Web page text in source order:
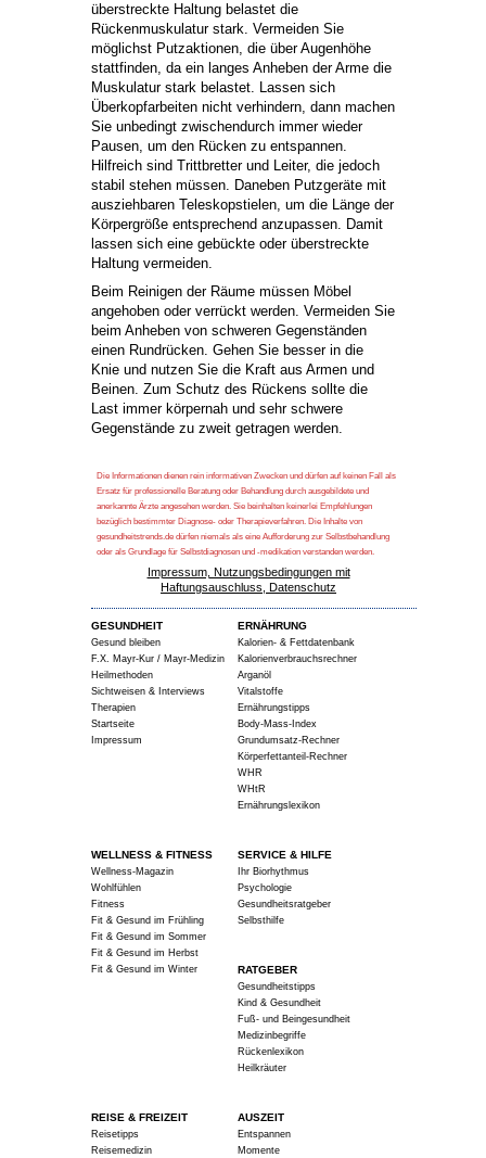
überstreckte Haltung belastet die
Rückenmuskulatur stark. Vermeiden Sie
möglichst Putzaktionen, die über Augenhöhe
stattfinden, da ein langes Anheben der Arme die
Muskulatur stark belastet. Lassen sich
Überkopfarbeiten nicht verhindern, dann machen
Sie unbedingt zwischendurch immer wieder
Pausen, um den Rücken zu entspannen.
Hilfreich sind Trittbretter und Leiter, die jedoch
stabil stehen müssen. Daneben Putzgeräte mit
ausziehbaren Teleskopstielen, um die Länge der
Körpergröße entsprechend anzupassen. Damit
lassen sich eine gebückte oder überstreckte
Haltung vermeiden.
Beim Reinigen der Räume müssen Möbel
angehoben oder verrückt werden. Vermeiden Sie
beim Anheben von schweren Gegenständen
einen Rundrücken. Gehen Sie besser in die
Knie und nutzen Sie die Kraft aus Armen und
Beinen. Zum Schutz des Rückens sollte die
Last immer körpernah und sehr schwere
Gegenstände zu zweit getragen werden.
Die Informationen dienen rein informativen Zwecken und dürfen auf keinen Fall als
Ersatz für professionelle Beratung oder Behandlung durch ausgebildete und
anerkannte Ärzte angesehen werden. Sie beinhalten keinerlei Empfehlungen
bezüglich bestimmter Diagnose- oder Therapieverfahren. Die Inhalte von
gesundheitstrends.de dürfen niemals als eine Aufforderung zur Selbstbehandlung
oder als Grundlage für Selbstdiagnosen und -medikation verstanden werden.
Impressum, Nutzungsbedingungen mit
Haftungsauschluss, Datenschutz
GESUNDHEIT
Gesund bleiben
F.X. Mayr-Kur / Mayr-Medizin
Heilmethoden
Sichtweisen & Interviews
Therapien
Startseite
Impressum
ERNÄHRUNG
Kalorien- & Fettdatenbank
Kalorienverbrauchsrechner
Arganöl
Vitalstoffe
Ernährungstipps
Body-Mass-Index
Grundumsatz-Rechner
Körperfettanteil-Rechner
WHR
WHtR
Ernährungslexikon
WELLNESS & FITNESS
Wellness-Magazin
Wohlfühlen
Fitness
Fit & Gesund im Frühling
Fit & Gesund im Sommer
Fit & Gesund im Herbst
Fit & Gesund im Winter
SERVICE & HILFE
Ihr Biorhythmus
Psychologie
Gesundheitsratgeber
Selbsthilfe
RATGEBER
Gesundheitstipps
Kind & Gesundheit
Fuß- und Beingesundheit
Medizinbegriffe
Rückenlexikon
Heilkräuter
REISE & FREIZEIT
Reisetipps
Reisemedizin
AUSZEIT
Entspannen
Momente